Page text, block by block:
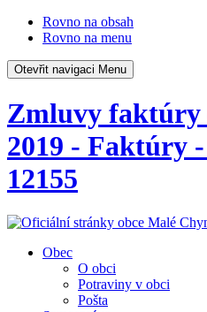
Rovno na obsah
Rovno na menu
Otevřit navigaci Menu
Zmluvy faktúry
2019 - Faktúry
12155
Obec
O obci
Potraviny v obci
Pošta